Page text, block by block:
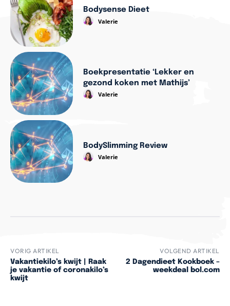
Bodysense Dieet
Valerie
Boekpresentatie ‘Lekker en
gezond koken met Mathijs’
Valerie
BodySlimming Review
Valerie
VORIG ARTIKEL
Vakantiekilo’s kwijt | Raak
je vakantie of coronakilo’s
kwijt
VOLGEND ARTIKEL
2 Dagendieet Kookboek –
weekdeal bol.com